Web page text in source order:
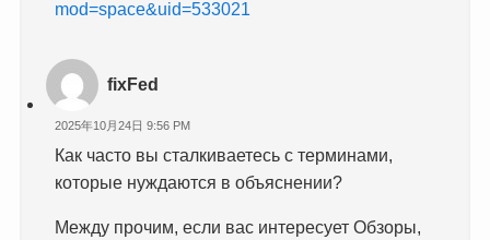
mod=space&uid=533021
fixFed
2025年10月24日 9:56 PM
Как часто вы сталкиваетесь с терминами,
которые нуждаются в объяснении?
Между прочим, если вас интересует Обзоры,